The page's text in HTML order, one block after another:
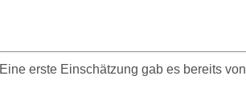
Eine erste Einschätzung gab es bereits von